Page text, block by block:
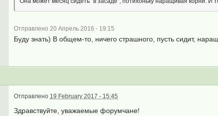
Отправлено 20 Апрель 2016 - 19:15
Буду знать) В общем-то, ничего страшного, пусть сидит,
Отправлено 19 February 2017 - 15:45
Здравствуйте, уважаемые форумчане!